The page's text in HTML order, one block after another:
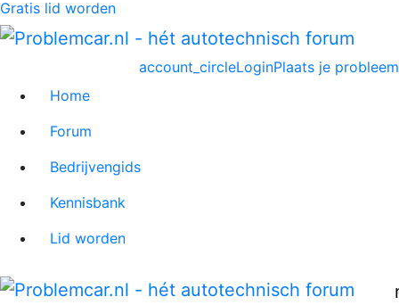
Gratis lid worden
Plaats je probleem
account_circleLogin
Home
Forum
Bedrijvengids
Kennisbank
Lid worden